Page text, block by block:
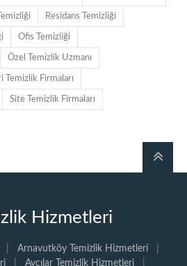
Residans Temizliği
Ofis Temizliği
Özel Temizlik Uzmanı
Temizlik Firmaları
Site Temizlik Firmaları
Hizmetleri
Arnavutköy Temizlik Hizmetleri
Avcılar Temizlik Hizmetleri